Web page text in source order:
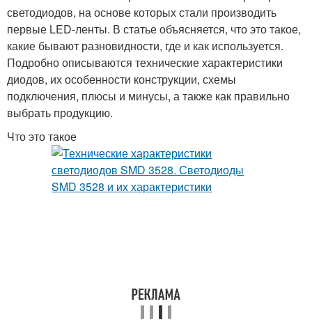
светодиодов, на основе которых стали производить
первые LED-ленты. В статье объясняется, что это такое,
какие бывают разновидности, где и как используется.
Подробно описываются технические характеристики
диодов, их особенности конструкции, схемы
подключения, плюсы и минусы, а также как правильно
выбрать продукцию.
Что это такое